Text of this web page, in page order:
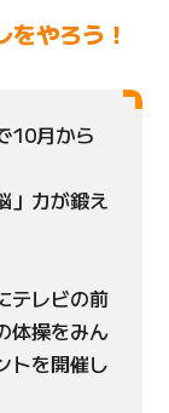
をやろう！
10月から
」力が鍛え
テレビの前
体操をみん
トを開催し